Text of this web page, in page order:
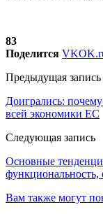
83
Поделится VK
Предыдущая запись
Доигрались:
всей экономики ЕС
Следующая запись
Основные
Вам также могут